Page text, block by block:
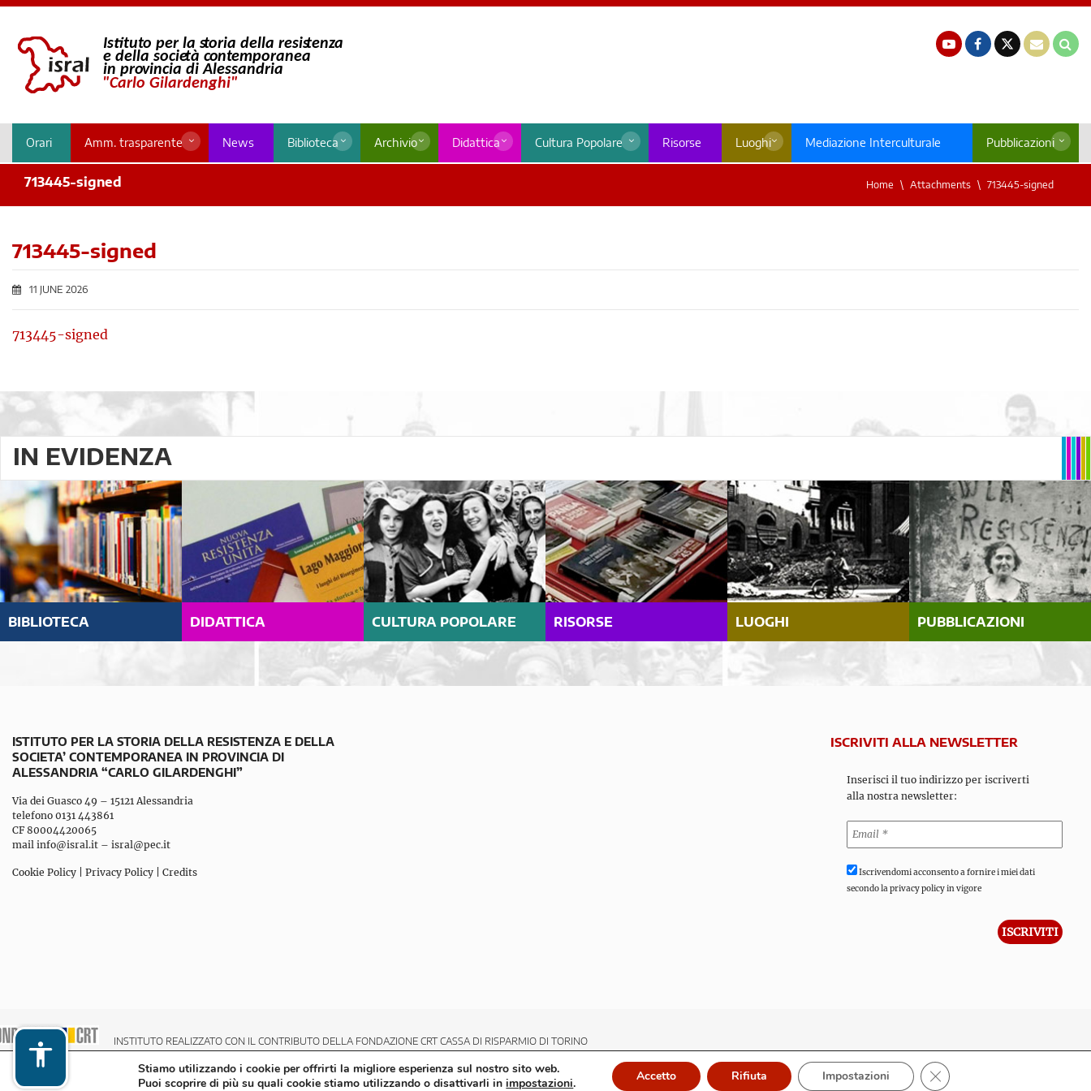
Orari Amm. trasparente News Biblioteca Archivio Didattica Cultura Popolare Risorse Luoghi Mediazione Interculturale Pubblicazioni
713445-signed Home Attachments 713445-signed
713445-signed
11 JUNE 2026
713445-signed
IN EVIDENZA
BIBLIOTECA DIDATTICA CULTURA POPOLARE RISORSE LUOGHI PUBBLICAZIONI
ISTITUTO PER LA STORIA DELLA RESISTENZA E DELLA
SOCIETA’ CONTEMPORANEA IN PROVINCIA DI
ALESSANDRIA “CARLO GILARDENGHI”
Via dei Guasco 49 – 15121 Alessandria
telefono 0131 443861
CF 80004420065
mail info@isral.it – isral@pec.it
Cookie Policy Privacy Policy Credits
ISCRIVITI ALLA NEWSLETTER
Inserisci il tuo indirizzo per iscriverti
alla nostra newsletter:
Iscrivendomi acconsento a fornire i miei dati
secondo la privacy policy in vigore
INSTITUTO REALIZZATO CON IL CONTRIBUTO DELLA FONDAZIONE CRT CASSA DI RISPARMIO DI TORINO
Stiamo utilizzando i cookie per offrirti la migliore esperienza sul nostro sito web.
Puoi scoprire di più su quali cookie stiamo utilizzando o disattivarli inimpostazioni. Accetto Rifiuta Impostazioni Close GDPR Cookie Banner